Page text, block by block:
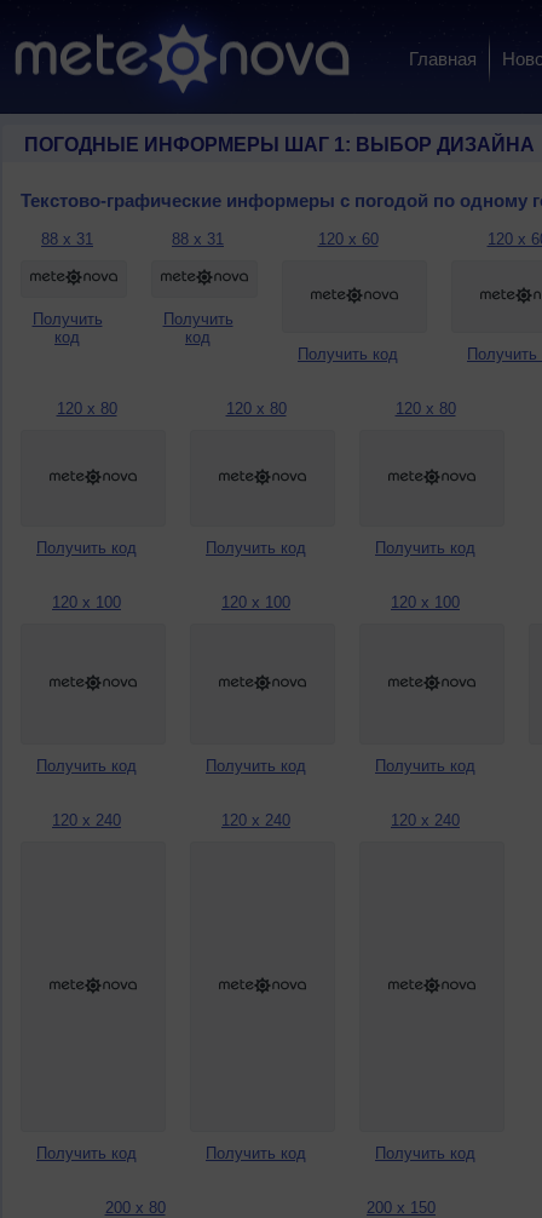
Главная
ПОГОДНЫЕ ИНФОРМЕРЫ ШАГ 1: ВЫБОР ДИЗАЙНА
Текстово-графические информеры с погодой по одному
88 x 31
Получить
код
88 x 31
Получить
код
120 x 60
Получить код
120 x
Получить
120 x 80
Получить код
120 x 80
Получить код
120 x 80
Получить код
120 x 100
Получить код
120 x 100
Получить код
120 x 100
Получить код
120 x 240
Получить код
120 x 240
Получить код
120 x 240
Получить код
200 x 80 200 x 150